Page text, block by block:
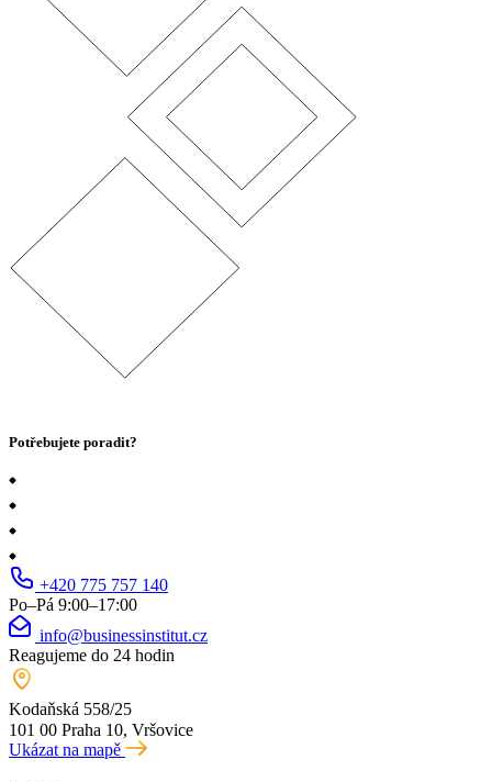
Potřebujete poradit?
+420 775 757 140
Po–Pá 9:00–17:00
info@businessinstitut.cz
Reagujeme do 24 hodin
Kodaňská 558/25
101 00 Praha 10, Vršovice
Ukázat na mapě